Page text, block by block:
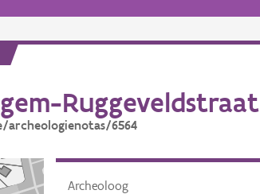
Ruggeveldstraat
archeologienotas/6564
Archeoloog